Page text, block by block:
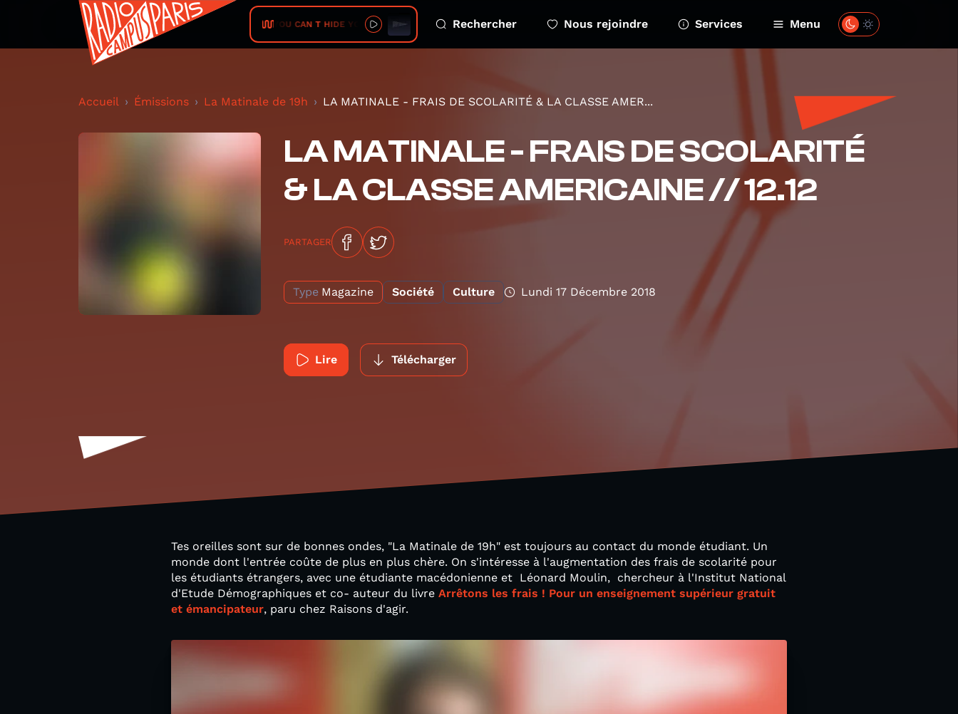
DMX CREW • YOU CAN T HIDE YOUR LOVE (HIDDEN LOVE MIX) Rechercher Nous rejoindre Services Menu
Accueil Émissions La Matinale de 19h LA MATINALE - FRAIS DE SCOLARITÉ & LA CLASSE AMER...
LA MATINALE - FRAIS DE SCOLARITÉ
& LA CLASSE AMERICAINE // 12.12
PARTAGER
Type Magazine Société Culture Lundi 17 Décembre 2018
Lire Télécharger
Tes oreilles sont sur de bonnes ondes, "La Matinale de 19h" est toujours au contact du monde étudiant. Un
monde dont l'entrée coûte de plus en plus chère. On s'intéresse à l'augmentation des frais de scolarité pour
les étudiants étrangers, avec une étudiante macédonienne et Léonard Moulin, chercheur à l'Institut National
d'Etude Démographiques et co- auteur du livre Arrêtons les frais ! Pour un enseignement supérieur gratuit
et émancipateur, paru chez Raisons d'agir.